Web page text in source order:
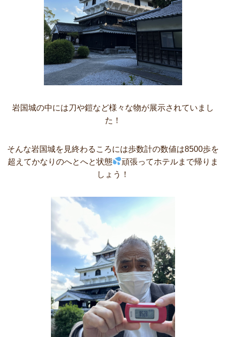
岩国城の中には刀や鎧など様々な物が展示されていまし
た！
そんな岩国城を見終わるころには歩数計の数値は8500歩を
超えてかなりのへとへと状態
頑張ってホテルまで帰りま
しょう！